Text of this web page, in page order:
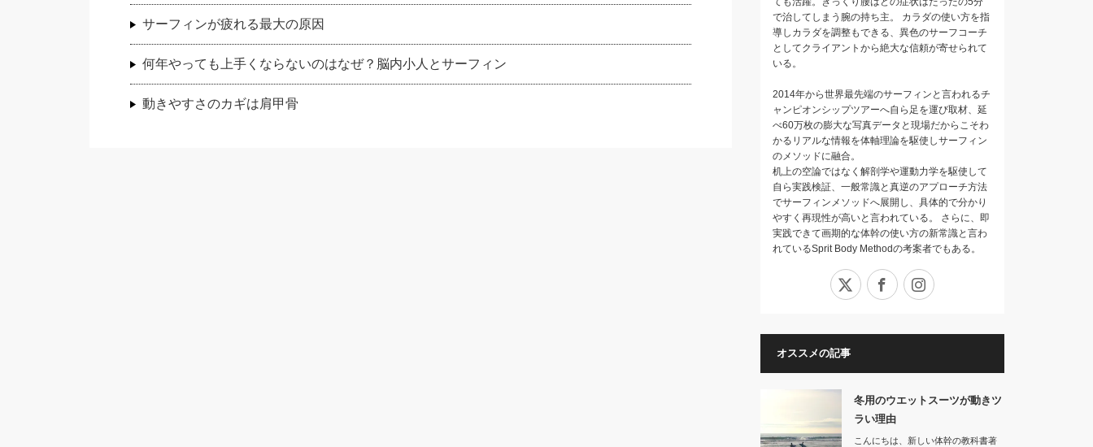
サーフィンが疲れる最大の原因
何年やっても上手くならないのはなぜ？脳内小人とサーフィン
動きやすさのカギは肩甲骨
で治してしまう腕の持ち主。 カラダの使い方を指
導しカラダを調整もできる、異色のサーフコーチ
としてクライアントから絶大な信頼が寄せられて
いる。
2014年から世界最先端のサーフィンと言われるチ
ャンピオンシップツアーへ自ら足を運び取材、延
べ60万枚の膨大な写真データと現場だからこそわ
かるリアルな情報を体軸理論を駆使しサーフィン
のメソッドに融合。
机上の空論ではなく解剖学や運動力学を駆使して
自ら実践検証、一般常識と真逆のアプローチ方法
でサーフィンメソッドへ展開し、具体的で分かり
やすく再現性が高いと言われている。 さらに、即
実践できて画期的な体幹の使い方の新常識と言わ
れているSprit Body Methodの考案者でもある。
Facebook
オススメの記事
冬用のウエットスーツが動きツ
ラい理由
こんにちは、新しい体幹の教科書著